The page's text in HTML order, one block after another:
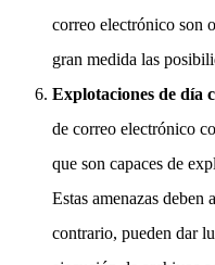
correo electrónico son
gran medida las
Explotaciones de día
de correo electrónico
que son capaces de
Estas amenazas deben
contrario, pueden dar